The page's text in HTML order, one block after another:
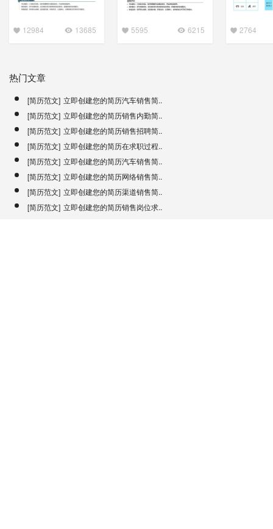
12984 13685 5595 6215 2764
热门文章
[简历范文] 立即创建您的简历汽车销售简..
[简历范文] 立即创建您的简历销售内勤简..
[简历范文] 立即创建您的简历销售招聘简..
[简历范文] 立即创建您的简历在求职过程..
[简历范文] 立即创建您的简历汽车销售简..
[简历范文] 立即创建您的简历网络销售简..
[简历范文] 立即创建您的简历渠道销售简..
[简历范文] 立即创建您的简历销售岗位求..